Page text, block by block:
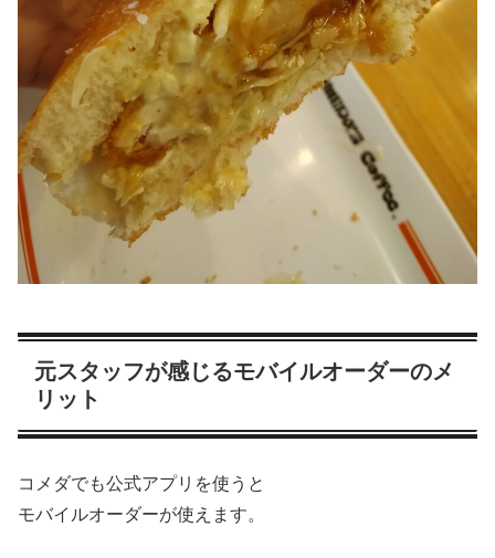
元スタッフが感じるモバイルオーダーのメ
リット
コメダでも公式アプリを使うと
モバイルオーダーが使えます。